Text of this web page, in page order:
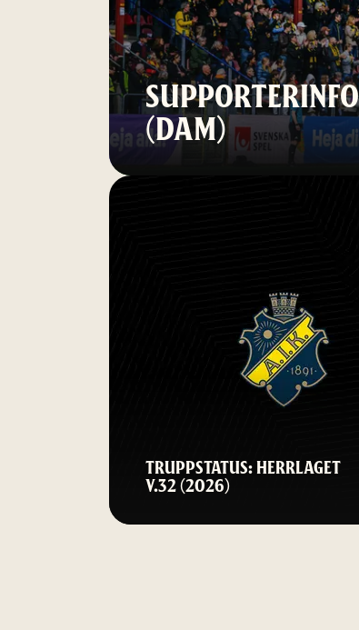
(DAM)
TRUPPSTATUS: HERRLAGET
V.32 (2026)